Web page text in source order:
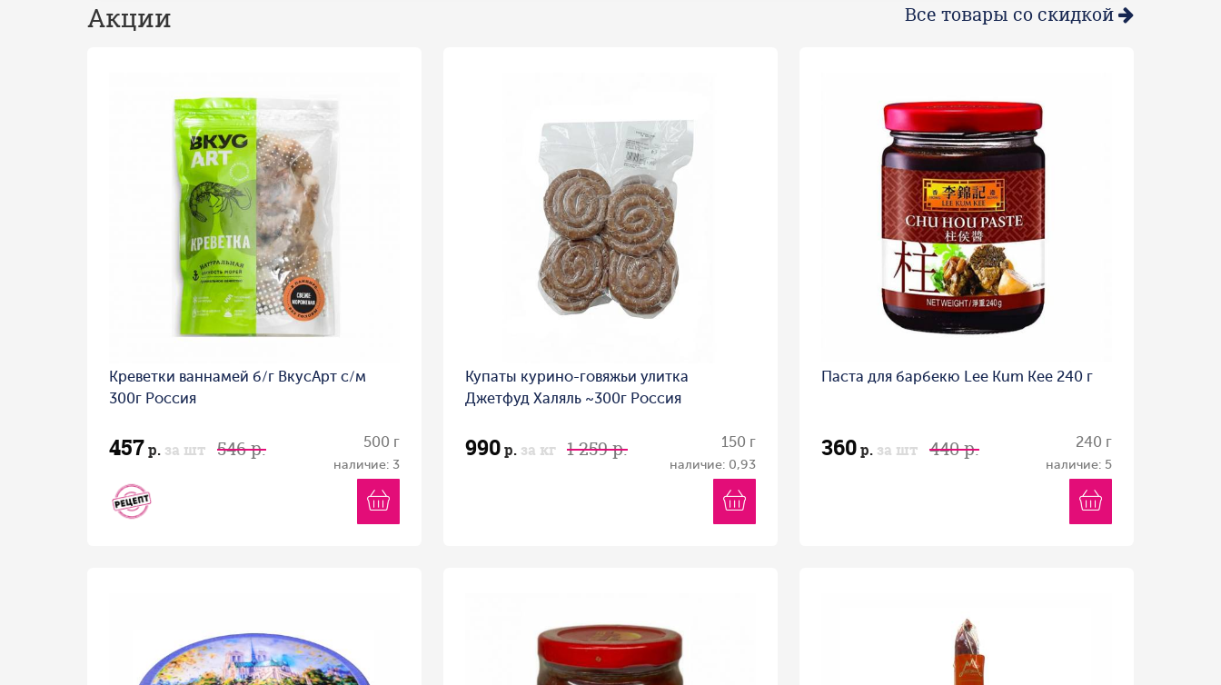
Акции Все товары со скидкой
Креветки ваннамей б/г ВкусАрт с/м
300г Россия
457р. за шт 546 р. 500 г
наличие: 3
Купаты курино-говяжьи улитка
Джетфуд Халяль ~300г Россия
990р. за кг 1 259 р. 150 г
наличие: 0,93
Паста для барбекю Lee Kum Kee 240 г
360р. за шт 440 р. 240 г
наличие: 5